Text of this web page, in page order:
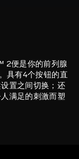
2便是你的前列腺
具有4个按钮的直
置之间切换；还
满足的刺激而塑